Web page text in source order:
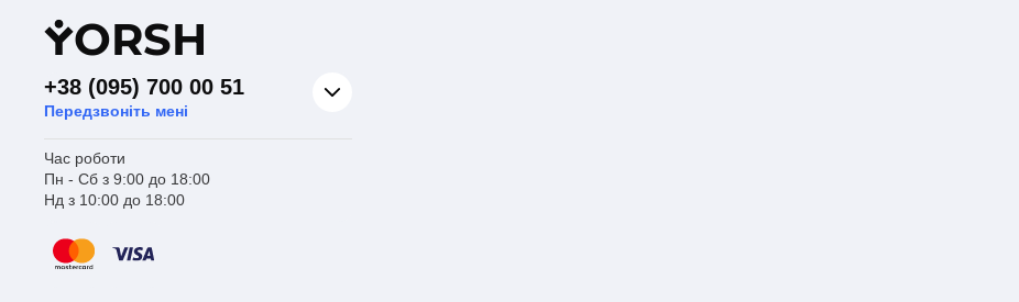
YORSH
+38 (095) 700 00 51
Передзвоніть мені
Час роботи
Пн - Сб з 9:00 до 18:00
Нд з 10:00 до 18:00